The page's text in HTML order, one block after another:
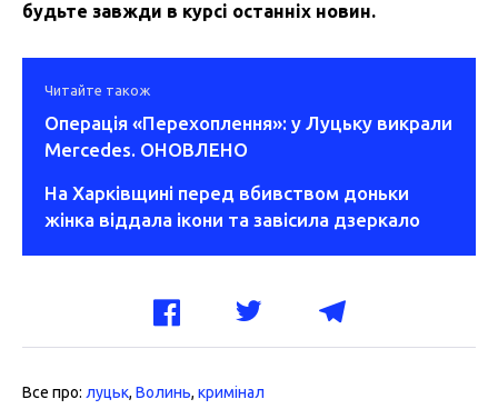
будьте завжди в курсі останніх новин.
Читайте також
Операція «Перехоплення»: у Луцьку викрали
Mercedes. ОНОВЛЕНО
На Харківщині перед вбивством доньки
жінка віддала ікони та завісила дзеркало
Все про: луцьк, Волинь, кримінал